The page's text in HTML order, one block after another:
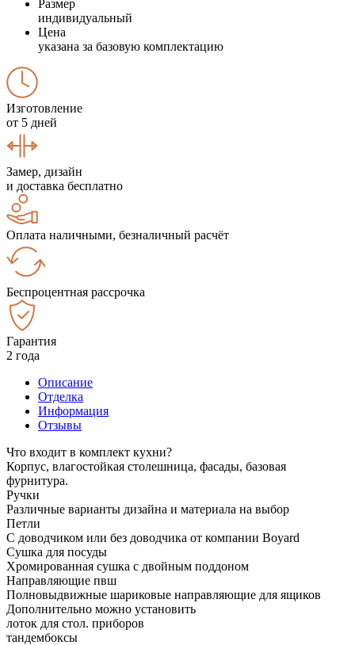
Размер
индивидуальный
Цена
указана за базовую комплектацию
Изготовление
от 5 дней
Замер, дизайн
и доставка бесплатно
Оплата наличными, безналичный расчёт
Беспроцентная рассрочка
Гарантия
2 года
Описание
Отделка
Информация
Отзывы
Что входит в комплект кухни?
Корпус, влагостойкая столешница, фасады, базовая
фурнитура.
Ручки
Различные варианты дизайна и материала на выбор
Петли
С доводчиком или без доводчика от компании Boyard
Сушка для посуды
Хромированная сушка с двойным поддоном
Направляющие пвш
Полновыдвижные шариковые направляющие для ящиков
Дополнительно можно установить
лоток для стол. приборов
тандембоксы